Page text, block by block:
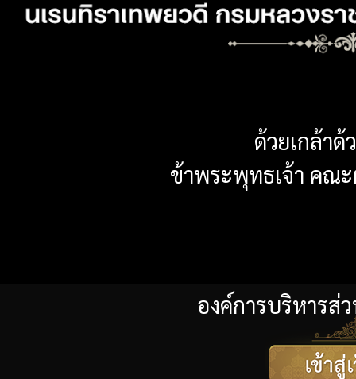
องค์การบริหารส่